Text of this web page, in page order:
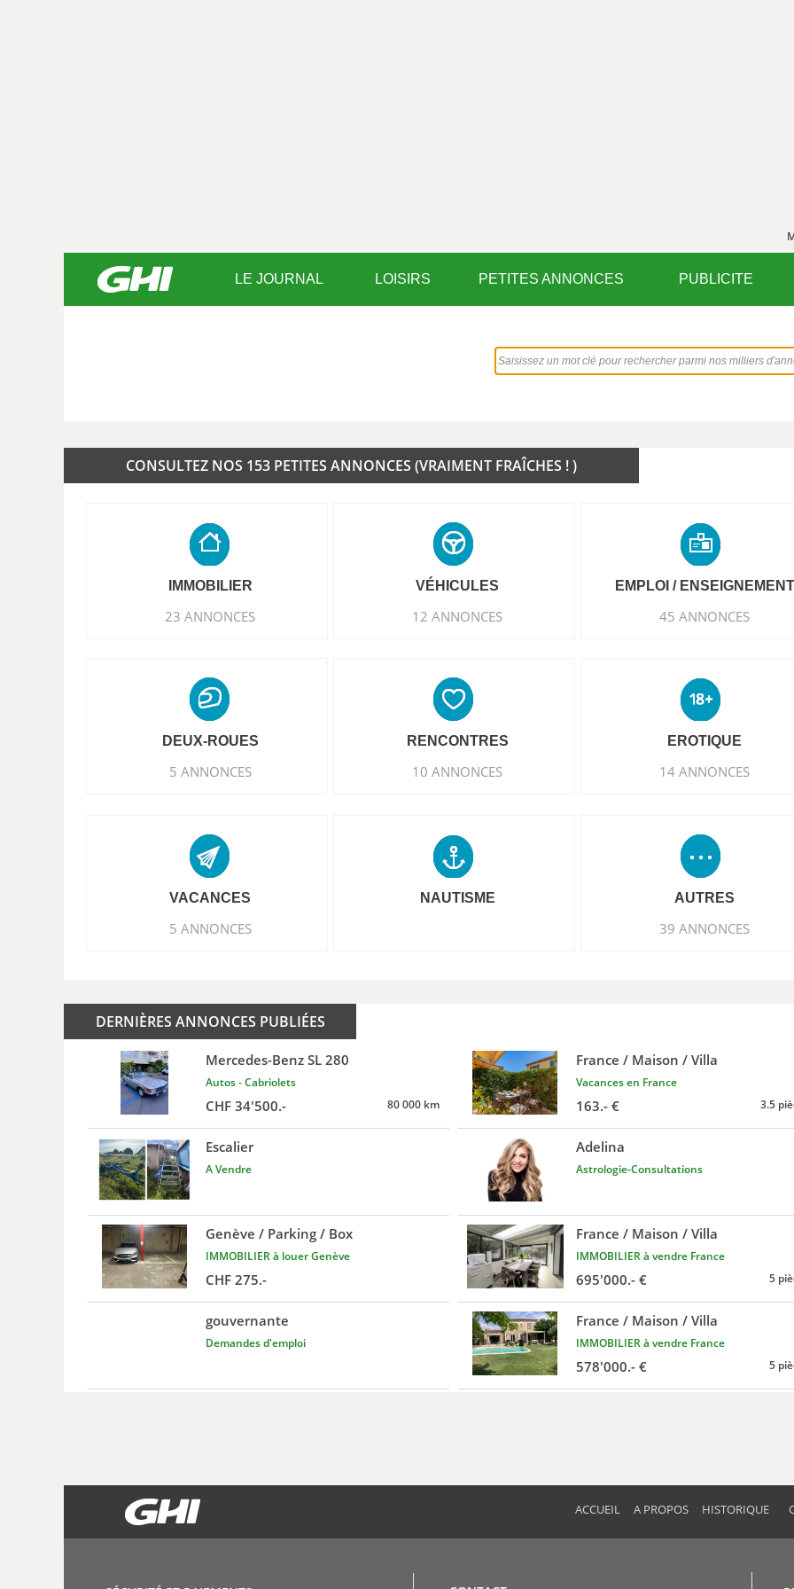
LE JOURNAL LOISIRS PETITES ANNONCES PUBLICITE
CONSULTEZ NOS 153 PETITES ANNONCES (VRAIMENT FRAÎCHES ! )
IMMOBILIER
23 ANNONCES
VÉHICULES
12 ANNONCES
EMPLOI / ENSEIGNEMENT
45 ANNONCES
DEUX-ROUES
5 ANNONCES
RENCONTRES
10 ANNONCES
EROTIQUE
14 ANNONCES
VACANCES
5 ANNONCES
NAUTISME AUTRES
39 ANNONCES
DERNIÈRES ANNONCES PUBLIÉES
Autos - Cabriolets
CHF 34'500.- 80 000 km
Mercedes-Benz SL 280
Vacances en France
163.- € 3.5
France / Maison / Villa
A Vendre
Escalier
Astrologie-Consultations
Adelina
IMMOBILIER à louer Genève
CHF 275.-
Genève / Parking / Box
IMMOBILIER à vendre France
695'000.- € 5
France / Maison / Villa
Demandes d'emploi
gouvernante
IMMOBILIER à vendre France
578'000.- € 5
France / Maison / Villa
ACCUEIL A PROPOS HISTORIQUE